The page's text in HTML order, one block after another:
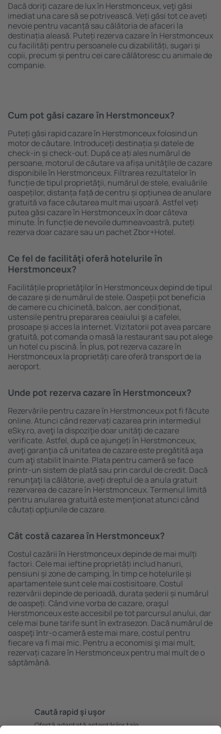
Dacă doriţi cazare de lux în Herstmonceux, veţi găsi
imediat una care să se potrivească. Veți găsi tot ce aveți
nevoie pentru vacanță sau călătoria de afaceri la
destinația aleasă. Puteți rezerva cazare în Herstmonceux
cu facilități pentru persoanele cu dizabilități, sugari și
copii, precum și pentru cei care călătoresc cu animale de
companie.
Cum pot găsi cazare în Herstmonceux?
Puteți găsi rapid cazare în Herstmonceux folosind un
motor de căutare. Introduceți destinația și datele de
check-in și check-out. După ce ați ales numărul de
persoane, motorul de căutare va afișa unităţile de cazare
disponibile în Herstmonceux. Filtrarea rezultatelor în
funcție de tipul proprietăţii, numărul de stele, evaluările
oaspeților, distanța față de centru și opțiunea de anulare
gratuită va face căutarea mult mai ușoară. Astfel veți
putea găsi cazare în Herstmonceux în doar câteva
minute. În funcție de nevoile dumneavoastră, puteți
rezerva doar cazare sau un pachet Zbor+Hotel.
Ce fel de facilităţi oferă hotelurile în
Herstmonceux?
Facilitățile proprietăţilor în Herstmonceux depind de tipul
de cazare și de numărul de stele. Oaspeții pot beneficia
de camere cu chicinetă, balcon, aer condiționat,
ustensile pentru prepararea ceaiului şi a cafelei,
prosoape și acces la internet. Vizitatorii pot avea parcare
gratuită, pot comanda o masă la restaurant sau pot alege
un hotel cu piscină. În plus, pot rezerva cazare în
Herstmonceux la proprietăți care oferă transport de la
aeroport.
Unde pot rezerva cazare în Herstmonceux?
Rezervările pentru cazare în Herstmonceux pot fi făcute
online. Atunci când rezervați cazarea prin intermediul
eSky.ro, aveţi la dispoziţie doar unităţi de cazare
verificate. Astfel, după ce ajungeți în Herstmonceux,
aveţi garanţia că unitatea de cazare este pregătită aşa
cum aţi stabilit ȋnainte. Plata pentru cameră se face
printr-un sistem de plată sau prin cardul de credit. Dacă
renunţaţi la călătorie, aveți dreptul de a anula gratuit
rezervarea de cazare în Herstmonceux. Termenul limită
pentru anularea gratuită este menţionat atunci când
căutați opţiunile de cazare.
Cât costă cazarea în Herstmonceux?
Costul cazării în Herstmonceux depinde de mai mulți
factori. Cele mai ieftine proprietăți includ hanuri,
pensiuni și zone de camping, în timp ce hotelurile și
apartamentele sunt cele mai costisitoare. Costul
rezervării depinde de perioadă, durata șederii și numărul
de oaspeți. Când vine vorba de cazare, oraşul
Herstmonceux este accesibil pe tot parcursul anului, dar
cele mai bune tarife sunt în extrasezon. Dacă numărul de
oaspeţi ȋntr-o cameră este mai mare, costul pentru
fiecare va fi mai mic. Pentru a economisi şi mai mult,
rezervați cazare în Herstmonceux pentru mai mult de o
săptămână.
Caută rapid şi uşor
Ofertă adaptată aşteptărilor tale.